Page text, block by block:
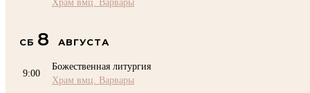
Храм вмц. Варвары
СБ 8 АВГУСТА
9:00
Божественная литургия
Храм вмц. Варвары